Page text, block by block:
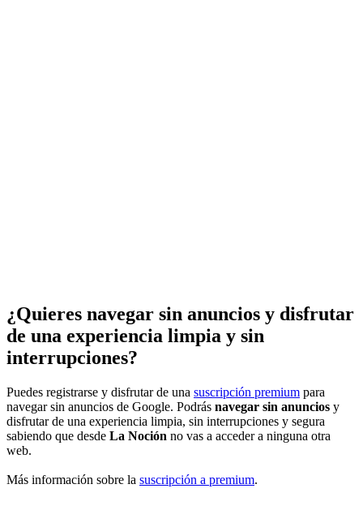
¿Quieres navegar sin anuncios y disfrutar
de una experiencia limpia y sin
interrupciones?
Puedes registrarse y disfrutar de una suscripción premium para
navegar sin anuncios de Google. Podrás navegar sin anuncios y
disfrutar de una experiencia limpia, sin interrupciones y segura
sabiendo que desde La Noción no vas a acceder a ninguna otra
web.
Más información sobre la suscripción a premium.